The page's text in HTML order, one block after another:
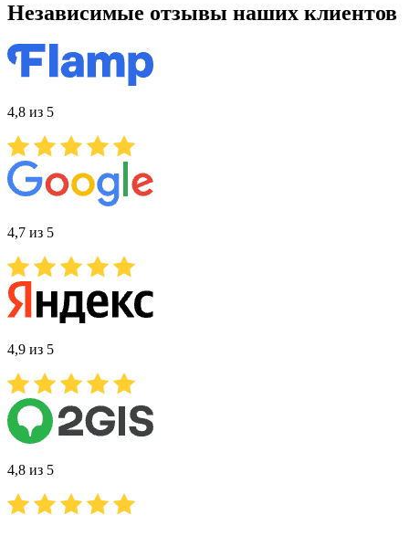
Независимые отзывы наших клиентов
4,8 из 5
4,7 из 5
4,9 из 5
4,8 из 5